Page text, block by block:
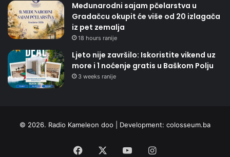
Međunarodni sajam pčelarstva u
Gradačcu okupit će više od 20 izlagača
iz pet zemalja
18 hours ranije
Ljeto nije završilo: Iskoristite vikend uz
more i 1 noćenje gratis u Baškom Polju
3 weeks ranije
© 2026. Radio Kameleon doo | Development: colosseum.ba
Facebook YouTubeInstagram